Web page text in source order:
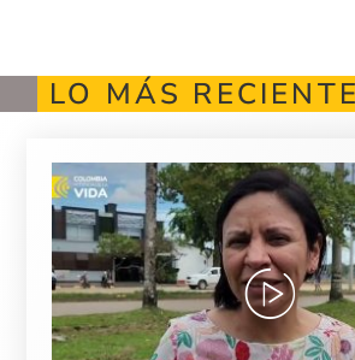
LO MÁS RECIENTE